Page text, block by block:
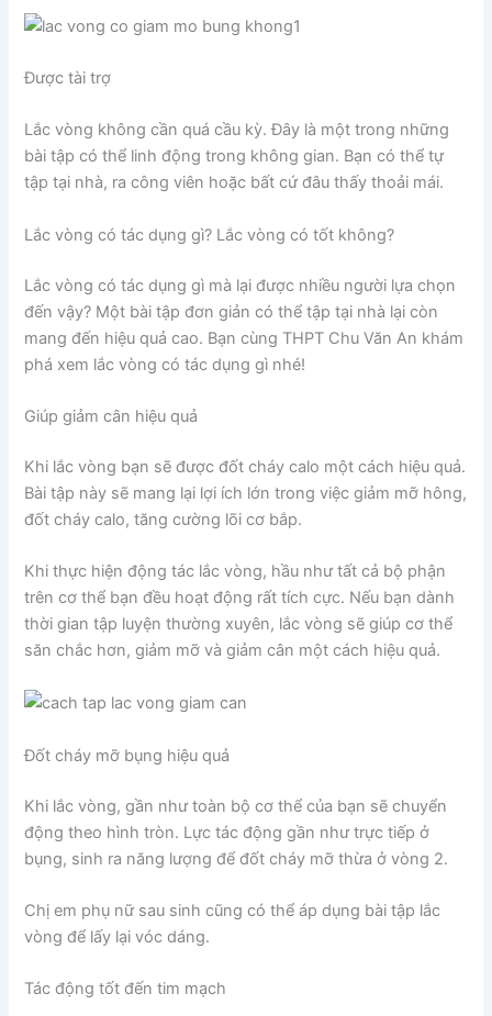
Được tài trợ
Lắc vòng không cần quá cầu kỳ. Đây là một trong những
bài tập có thể linh động trong không gian. Bạn có thể tự
tập tại nhà, ra công viên hoặc bất cứ đâu thấy thoải mái.
Lắc vòng có tác dụng gì? Lắc vòng có tốt không?
Lắc vòng có tác dụng gì mà lại được nhiều người lựa chọn
đến vậy? Một bài tập đơn giản có thể tập tại nhà lại còn
mang đến hiệu quả cao. Bạn cùng THPT Chu Văn An khám
phá xem lắc vòng có tác dụng gì nhé!
Giúp giảm cân hiệu quả
Khi lắc vòng bạn sẽ được đốt cháy calo một cách hiệu quả.
Bài tập này sẽ mang lại lợi ích lớn trong việc giảm mỡ hông,
đốt cháy calo, tăng cường lõi cơ bắp.
Khi thực hiện động tác lắc vòng, hầu như tất cả bộ phận
trên cơ thể bạn đều hoạt động rất tích cực. Nếu bạn dành
thời gian tập luyện thường xuyên, lắc vòng sẽ giúp cơ thể
săn chắc hơn, giảm mỡ và giảm cân một cách hiệu quả.
Đốt cháy mỡ bụng hiệu quả
Khi lắc vòng, gần như toàn bộ cơ thể của bạn sẽ chuyển
động theo hình tròn. Lực tác động gần như trực tiếp ở
bụng, sinh ra năng lượng để đốt cháy mỡ thừa ở vòng 2.
Chị em phụ nữ sau sinh cũng có thể áp dụng bài tập lắc
vòng để lấy lại vóc dáng.
Tác động tốt đến tim mạch